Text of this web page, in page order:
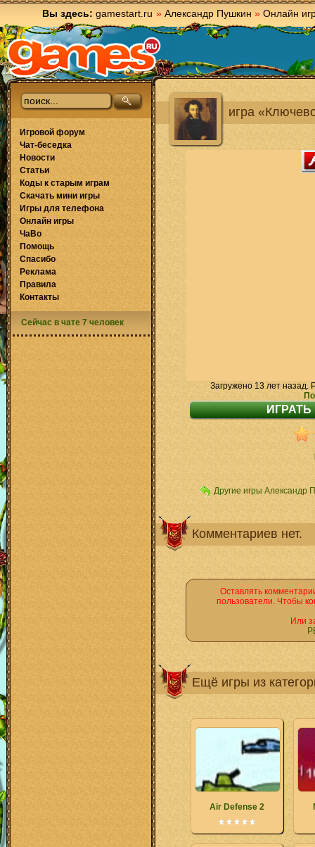
Вы здесь: gamestart.ru » Александр Пушкин » Онлайн
игра
Загружено 13 лет назад.
Другие игры Александр
Комментариев нет.
Оставлять
пользователи. Чтобы
Или
Ещё игры из
Air Defense 2
Игровой форум
Чат-беседка
Новости
Статьи
Коды к старым играм
Скачать мини игры
Игры для телефона
Онлайн игры
ЧаВо
Помощь
Спасибо
Реклама
Правила
Контакты
Сейчас в чате 7 человек